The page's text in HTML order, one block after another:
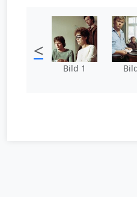
<
Bild 1